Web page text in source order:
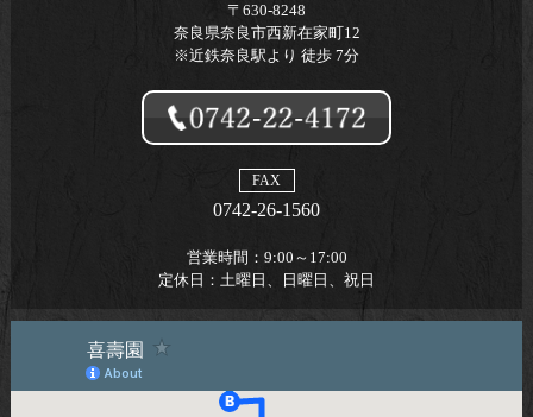
〒630-8248
奈良県奈良市西新在家町12
※近鉄奈良駅より 徒歩 7分
FAX
0742-26-1560
営業時間： 9:00～17:00
定休日： 土曜日、日曜日、祝日